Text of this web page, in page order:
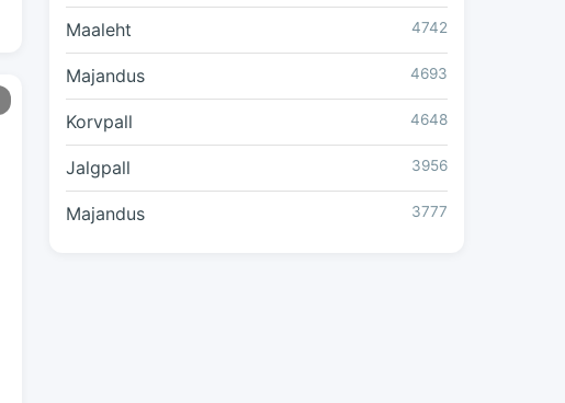
Maaleht 4742
Majandus 4693
Korvpall 4648
Jalgpall 3956
Majandus 3777